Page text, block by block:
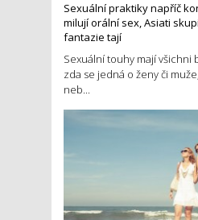
Sexuální praktiky napříč
milují orální sex, Asiati
fantazie tají
Sexuální touhy mají všichni
zda se jedná o ženy či
neb...